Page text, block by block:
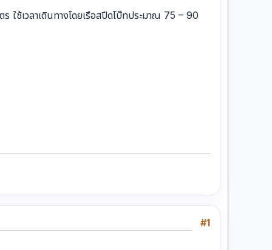
ใช้เวลาเดินทางโดยเรือสปีดโบ๊ทประมาณ 75 – 90
#1